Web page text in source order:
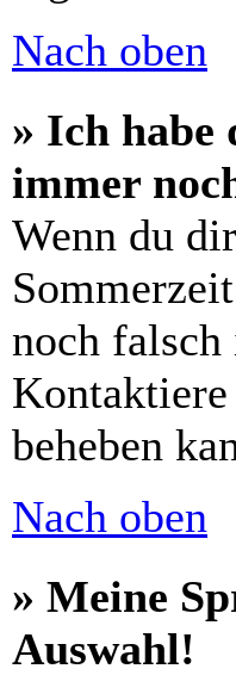
Nach oben
» Ich habe
immer
Wenn du
noch
beheben
Nach oben
» Meine
Auswahl!